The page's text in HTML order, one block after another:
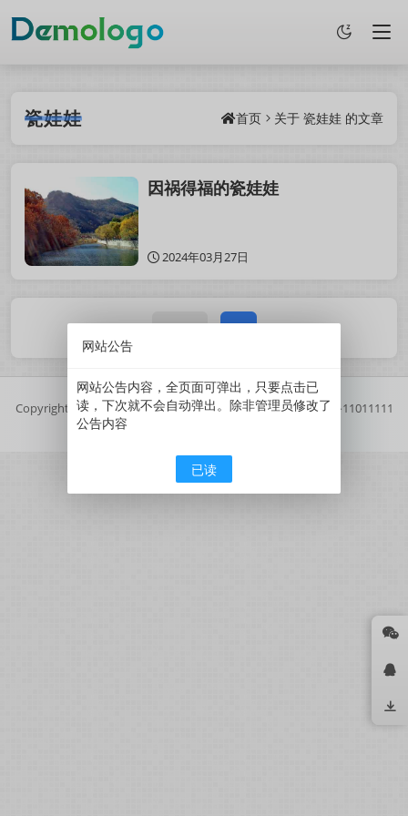
瓷娃娃 首页 关于 瓷娃娃 的文章
因祸得福的瓷娃娃
2024年03月27日
1 / 1 1
Copyright 2025鲜果博客.基于Z-BlogPHP搭建.// 京ICP备11011111
号
网站公告
网站公告内容，全页面可弹出，只要点击已
读，下次就不会自动弹出。除非管理员修改了
公告内容
已读